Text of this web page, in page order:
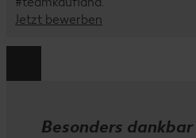
Jetzt bewerben
Besonders